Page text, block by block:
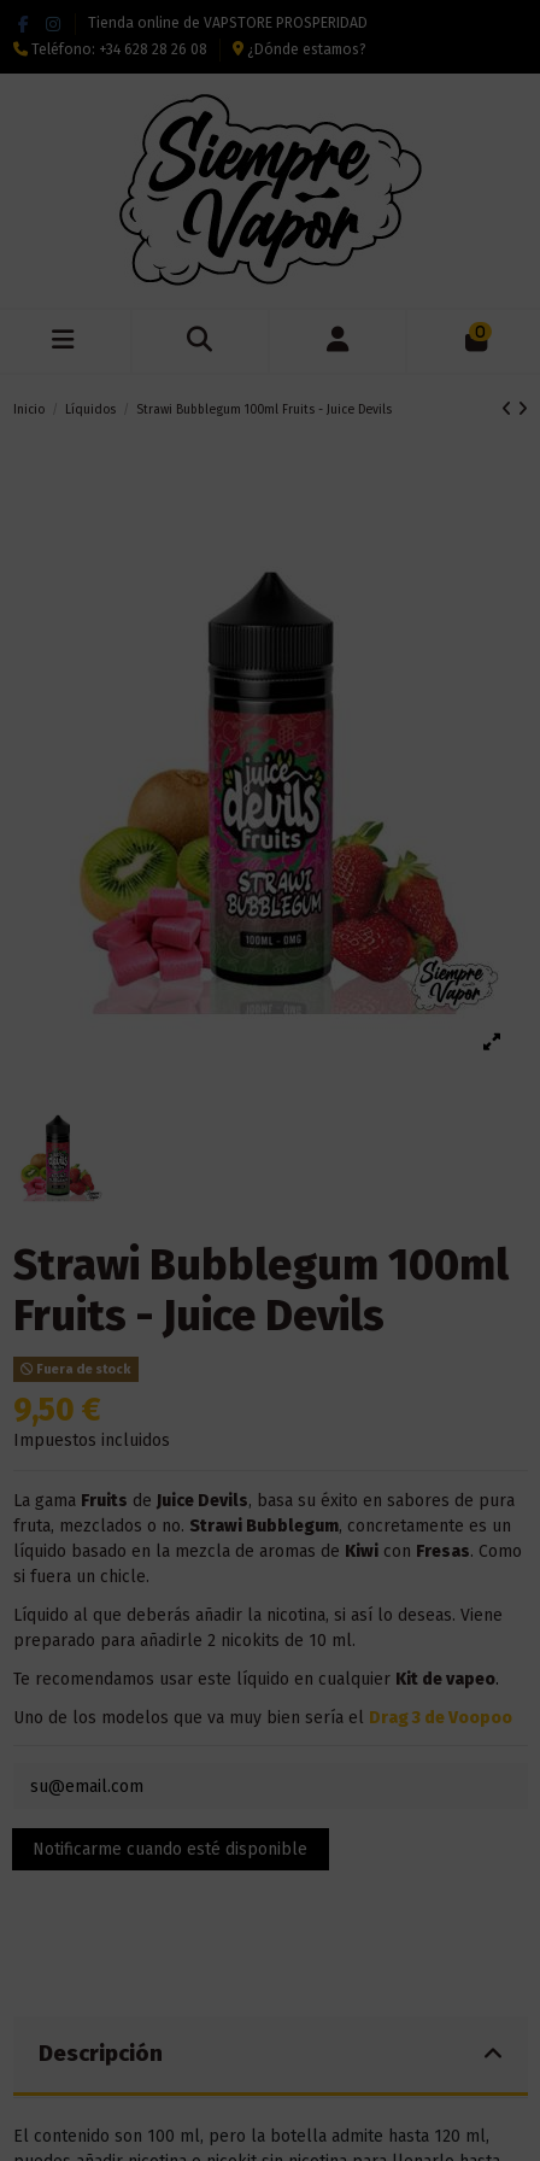
Tienda online de VAPSTORE PROSPERIDAD
Teléfono: +34 628 28 26 08 ¿Dónde estamos?
0
Inicio Líquidos Strawi Bubblegum 100ml Fruits - Juice Devils
Strawi Bubblegum 100ml
Fruits - Juice Devils
Fuera de stock
9,50 €
Impuestos incluidos
La gama Fruits de Juice Devils, basa su éxito en sabores de pura
fruta, mezclados o no. Strawi Bubblegum, concretamente es un
líquido basado en la mezcla de aromas de Kiwicon Fresas. Como
si fuera un chicle.
Líquido al que deberás añadir la nicotina, si así lo deseas. Viene
preparado para añadirle 2 nicokits de 10 ml.
Te recomendamos usar este líquido en cualquier Kit de vapeo.
Uno de los modelos que va muy bien sería el Drag 3 de Voopoo
Descripción
El contenido son 100 ml, pero la botella admite hasta 120 ml,